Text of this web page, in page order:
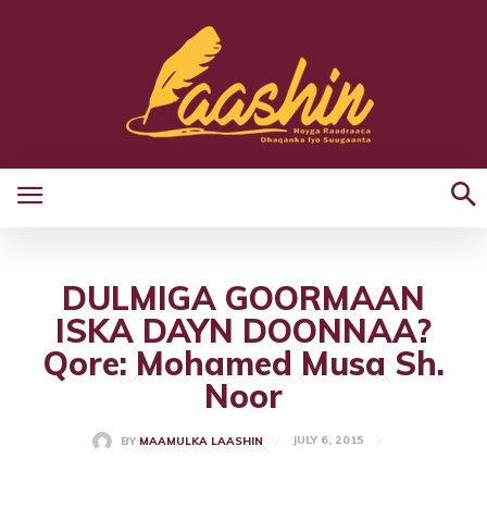
DULMIGA GOORMAAN
ISKA DAYN DOONNAA?
Qore: Mohamed Musa Sh.
Noor
BY MAAMULKA LAASHIN JULY 6, 2015